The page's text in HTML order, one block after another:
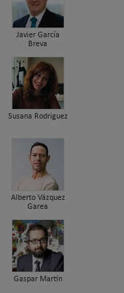
Javier García
Breva
Susana Rodriguez
Alberto Vázquez
Garea
Gaspar Martín